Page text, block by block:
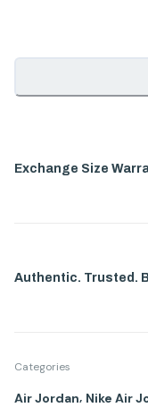
Exchange Size
Authentic. Trusted.
Categories
Air Jordan Nike Air